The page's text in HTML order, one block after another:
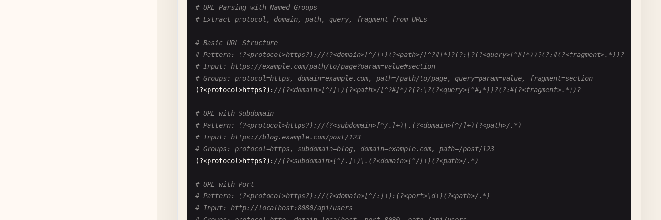
# URL Parsing with Named Groups
# Extract protocol, domain, path, query, fragment from URLs
# Basic URL Structure
# Pattern: (?<protocol>https?)://(?<domain>[^/]+)(?<path>/[^?#]*)?(?:\?(?<query>[^#]*))?(?:#(?<fragment>.*))?
# Input: https://example.com/path/to/page?param=value#section
# Groups: protocol=https, domain=example.com, path=/path/to/page, query=param=value, fragment=section
(?<protocol>https?): //(?<domain>[^/]+)(?<path>/[^?#]*)?(?:\?(?<query>[^#]*))?(?:#(?<fragment>.*))?
# URL with Subdomain
# Pattern: (?<protocol>https?)://(?<subdomain>[^/.]+)\.(?<domain>[^/]+)(?<path>/.*)
# Input: https://blog.example.com/post/123
# Groups: protocol=https, subdomain=blog, domain=example.com, path=/post/123
(?<protocol>https?): //(?<subdomain>[^/.]+)\.(?<domain>[^/]+)(?<path>/.*)
# URL with Port
# Pattern: (?<protocol>https?)://(?<domain>[^/:]+):(?<port>\d+)(?<path>/.*)
# Input: http://localhost:8080/api/users